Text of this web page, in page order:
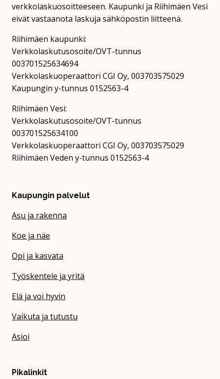
verkkolaskuosoitteeseen. Kaupunki ja Riihimäen Vesi
eivät vastaanota laskuja sähköpostin liitteenä.
Riihimäen kaupunki:
Verkkolaskutusosoite/OVT-tunnus
003701525634694
Verkkolaskuoperaattori CGI Oy, 003703575029
Kaupungin y-tunnus 0152563-4
Rii­hi­mäen Vesi:
Verkkolaskutusosoite/OVT-tunnus
003701525634100
Verkkolaskuoperaattori CGI Oy, 003703575029
Riihimäen Veden y-tunnus 0152563-4
Kaupungin palvelut
Asu ja rakenna
Koe ja näe
Opi ja kasvata
Työskentele ja yritä
Elä ja voi hyvin
Vaikuta ja tutustu
Asioi
Pikalinkit